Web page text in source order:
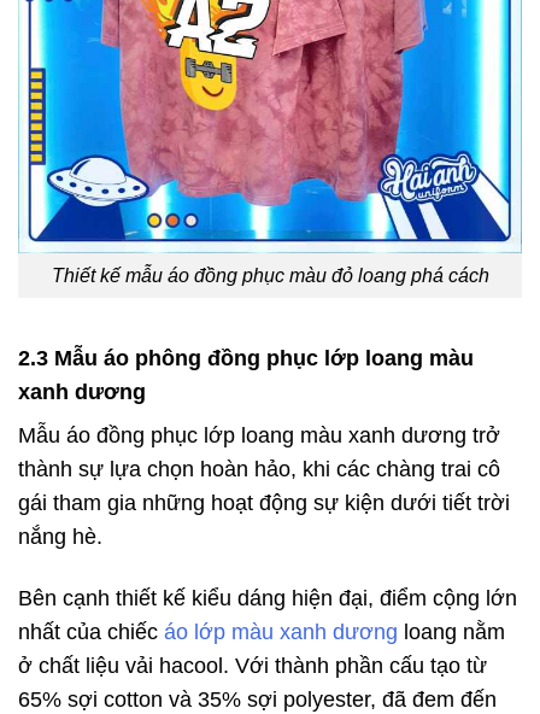
Thiết kế mẫu áo đồng phục màu đỏ loang phá cách
2.3 Mẫu áo phông đồng phục lớp loang màu
xanh dương
Mẫu áo đồng phục lớp loang màu xanh dương trở
thành sự lựa chọn hoàn hảo, khi các chàng trai cô
gái tham gia những hoạt động sự kiện dưới tiết trời
nắng hè.
Bên cạnh thiết kế kiểu dáng hiện đại, điểm cộng lớn
nhất của chiếc áo lớp màu xanh dương loang nằm
ở chất liệu vải hacool. Với thành phần cấu tạo từ
65% sợi cotton và 35% sợi polyester, đã đem đến